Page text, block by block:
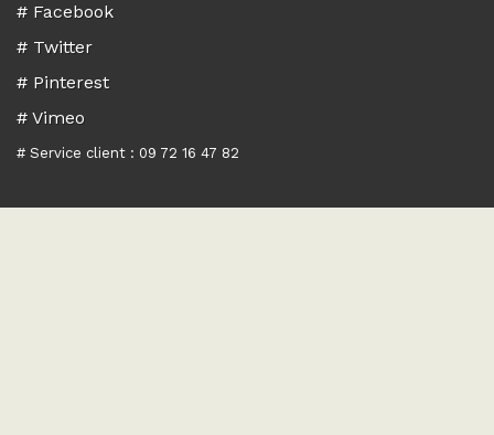
# Facebook
# Twitter
# Pinterest
# Vimeo
# Service client : 09 72 16 47 82